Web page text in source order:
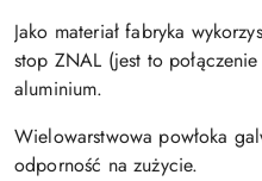
Jako materiał fabryka
stop ZNAL (jest to
aluminium.
Wielowarstwowa powłoka
odporność na zużycie.